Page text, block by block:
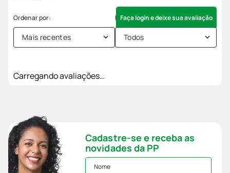
Faça login e deixe sua avaliação
Mais recentes Todos
Carregando avaliações…
Cadastre-se e receba as
novidades da PP